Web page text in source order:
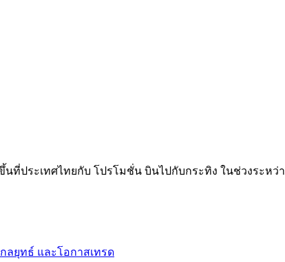
ระเทศไทยกับ โปรโมชั่น บินไปกับกระทิง ในช่วงระหว่า
ลยุทธ์ และโอกาสเทรด